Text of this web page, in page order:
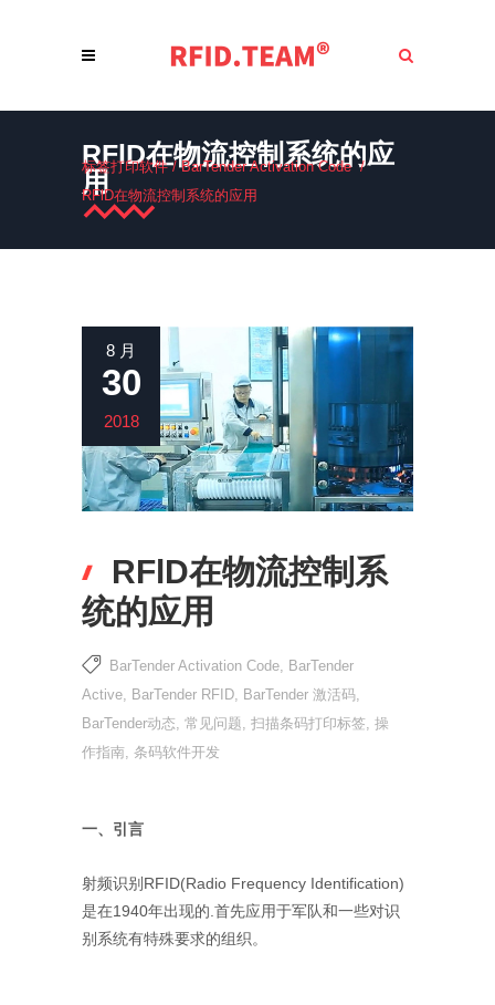
RFlD在物流控制系统的应
用
标签打印软件/BarTender Activation Code /
RFlD在物流控制系统的应用
8 月
30
2018
RFlD在物流控制系
统的应用
BarTender Activation Code BarTender
Active BarTender RFID BarTender 激活码
BarTender动态 常见问题 扫描条码打印标签 操
作指南 条码软件开发
一、引言
射频识别RFID(Radio Frequency Identification)
是在1940年出现的.首先应用于军队和一些对识
别系统有特殊要求的组织。